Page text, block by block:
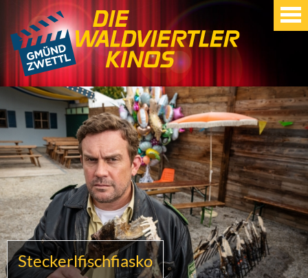
Steckerlfischfiasko